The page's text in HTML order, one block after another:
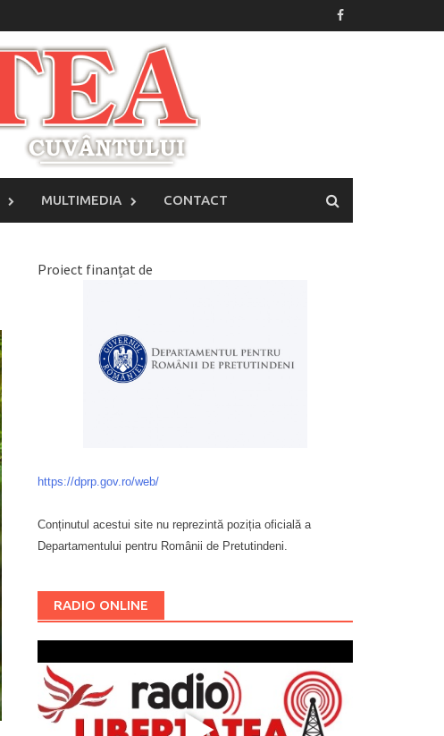
MULTIMEDIA CONTACT
Proiect finanțat de
https://dprp.gov.ro/web/
Conținutul acestui site nu reprezintă poziția oficială a
Departamentului pentru Românii de Pretutindeni.
RADIO ONLINE